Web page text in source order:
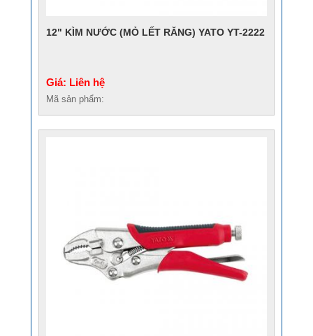
12" KÌM NƯỚC (MỎ LẾT RĂNG) YATO YT-2222
Giá: Liên hệ
Mã sản phẩm: